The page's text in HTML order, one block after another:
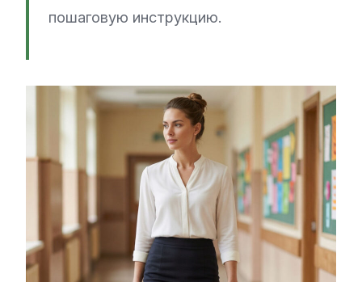
пошаговую инструкцию.